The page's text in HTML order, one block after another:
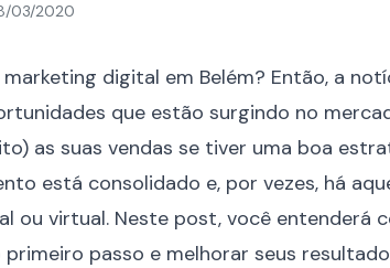
03/2020
digital em Belém? Então, a
que estão surgindo no
as suas vendas se tiver uma boa
está consolidado e, por vezes, há
ou virtual. Neste post, você entenderá
passo e melhorar seus